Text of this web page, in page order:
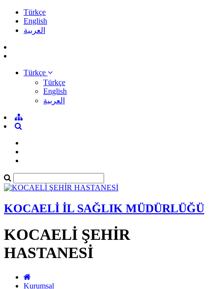
Türkçe
English
العربية
Türkçe
Türkçe
English
العربية
KOCAELİ İL SAĞLIK MÜDÜRLÜĞÜ
KOCAELİ ŞEHİR
HASTANESİ
Kurumsal